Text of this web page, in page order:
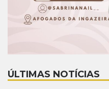
ÚLTIMAS NOTÍCIAS